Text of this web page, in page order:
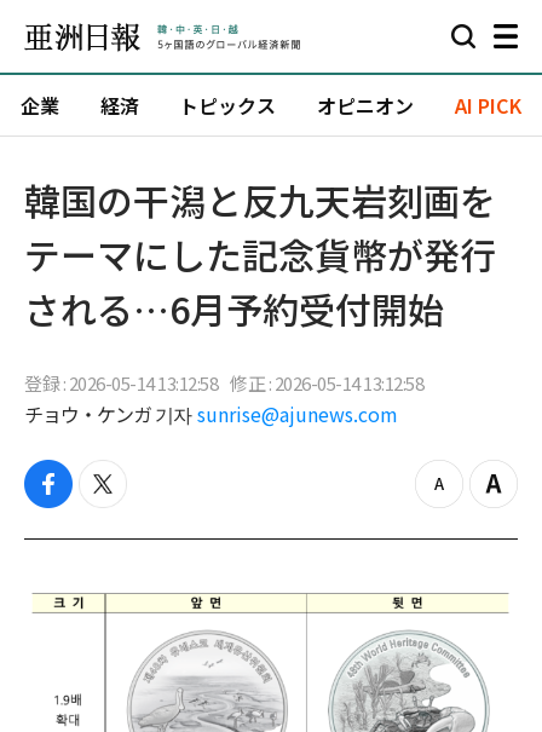
企業 経済 トピックス オピニオン AI PICK
韓国の干潟と反九天岩刻画を
テーマにした記念貨幣が発行
される…6月予約受付開始
登録 : 2026-05-14 13:12:58 修正 : 2026-05-14 13:12:58
チョウ・ケンガ 기자 sunrise@ajunews.com
f
c
o
t
i
e
z
o
u
t
Z
o
n